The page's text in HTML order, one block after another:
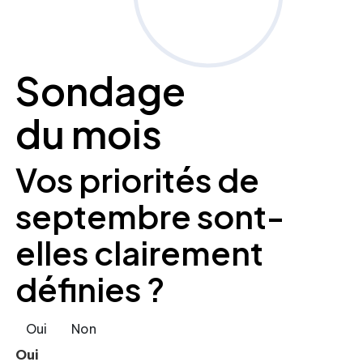
Sondage
du mois
Vos priorités de
septembre sont-
elles clairement
définies ?
Oui Non
Oui